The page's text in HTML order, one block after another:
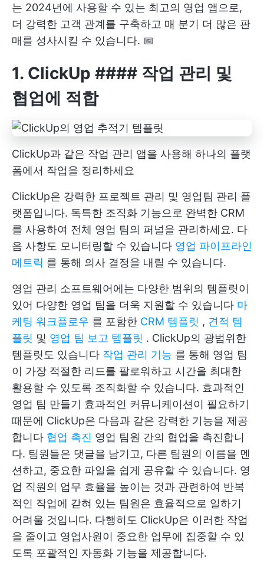
는 2024년에 사용할 수 있는 최고의 영업 앱으로,
더 강력한 고객 관계를 구축하고 매 분기 더 많은 판
매를 성사시킬 수 있습니다. 📅
1. ClickUp #### 작업 관리 및
협업에 적합
ClickUp과 같은 작업 관리 앱을 사용해 하나의 플랫
폼에서 작업을 정리하세요
ClickUp은 강력한 프로젝트 관리 및 영업팀 관리 플
랫폼입니다. 독특한 조직화 기능으로 완벽한 CRM
를 사용하여 전체 영업 팀의 퍼널을 관리하세요. 다
음 사항도 모니터링할 수 있습니다 영업 파이프라인
메트릭 를 통해 의사 결정을 내릴 수 있습니다.
영업 관리 소프트웨어에는 다양한 범위의 템플릿이
있어 다양한 영업 팀을 더욱 지원할 수 있습니다 마
케팅 워크플로우 를 포함한 CRM 템플릿 , 견적 템
플릿 및 영업 팀 보고 템플릿 . ClickUp의 광범위한
템플릿도 있습니다 작업 관리 기능 를 통해 영업 팀
이 가장 적절한 리드를 팔로워하고 시간을 최대한
활용할 수 있도록 조직화할 수 있습니다. 효과적인
영업 팀 만들기 효과적인 커뮤니케이션이 필요하기
때문에 ClickUp은 다음과 같은 강력한 기능을 제공
합니다 협업 촉진 영업 팀원 간의 협업을 촉진합니
다. 팀원들은 댓글을 남기고, 다른 팀원의 이름을 멘
션하고, 중요한 파일을 쉽게 공유할 수 있습니다. 영
업 직원의 업무 효율을 높이는 것과 관련하여 반복
적인 작업에 갇혀 있는 팀원은 효율적으로 일하기
어려울 것입니다. 다행히도 ClickUp은 이러한 작업
을 줄이고 영업사원이 중요한 업무에 집중할 수 있
도록 포괄적인 자동화 기능을 제공합니다.